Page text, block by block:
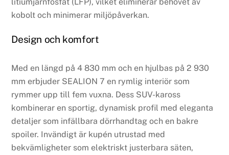
kobolt och minimerar miljöpåverkan.
Design och komfort
Med en längd på 4 830 mm och en hjulbas på 2 930
mm erbjuder SEALION 7 en rymlig interiör som
rymmer upp till fem vuxna. Dess SUV-kaross
kombinerar en sportig, dynamisk profil med eleganta
detaljer som infällbara dörrhandtag och en bakre
spoiler. Invändigt är kupén utrustad med
bekvämligheter som elektriskt justerbara säten,